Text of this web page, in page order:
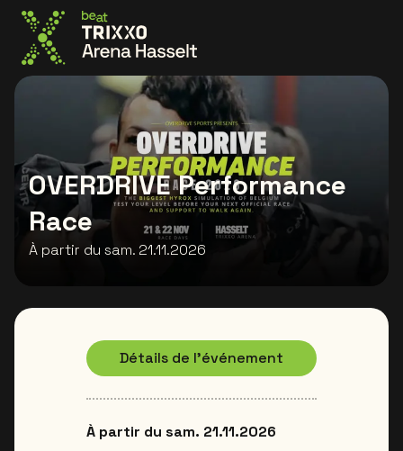
Allez à la page d'accueil
OVERDRIVE Performance
Race
À partir du sam. 21.11.2026
Détails de l'événement
À partir du sam. 21.11.2026